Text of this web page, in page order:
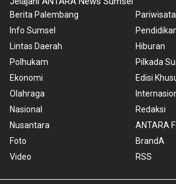
Berita Palembang
Info Sumsel
Lintas Daerah
Polhukam
Ekonomi
Olahraga
Nasional
Nusantara
Foto
Video
Pariwisata
Hiburan
Pilkada
Edisi
Redaksi
ANTARA
BrandA
RSS